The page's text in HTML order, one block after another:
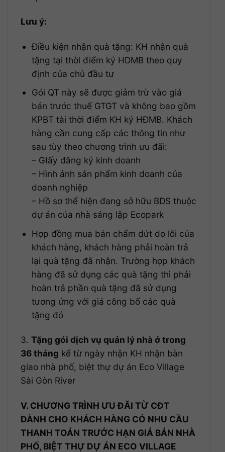
Lưu ý:
Điều kiện nhận quà tặng: KH nhận quà
tặng tại thời điểm ký HDMB theo quy
định của chủ đầu tư
Gói QT này sẽ được giảm trừ vào giá
bán trước thuế GTGT và không bao gồm
KPBT tài thời điểm KH ký HĐMB. Khách
hàng cần cung cấp các thông tin như
sau tùy theo chương trình ưu đãi:
– GIấy đăng ký kinh doanh
– Hình ảnh sản phẩm kinh doanh của
doanh nghiệp
– Hồ sơ thể hiện đang sở hữu BDS thuộc
dự án của nhà sáng lập Ecopark
Hợp đồng mua bán chấm dứt do lỗi của
khách hàng, khách hàng phải hoàn trả
lại quà tặng đã nhận. Trường hợp khách
hàng đã sử dụng các quà tặng thì phải
hoàn trả phần quà tặng đã sử dụng
tương ứng với giá công bố các quà
tặng đó
3. Tặng gói dịch vụ quản lý nhà ở trong
36 tháng kể từ ngày nhận KH nhận bàn
giao nhà phố, biệt thự dự án Eco Village
Sài Gòn River
V. CHƯƠNG TRÌNH ƯU ĐÃI TỪ CĐT
DÀNH CHO KHÁCH HÀNG CÓ NHU CẦU
THANH TOÁN TRƯỚC HẠN GIÁ BÁN NHÀ
PHỐ, BIỆT THỰ DỰ ÁN ECO VILLAGE